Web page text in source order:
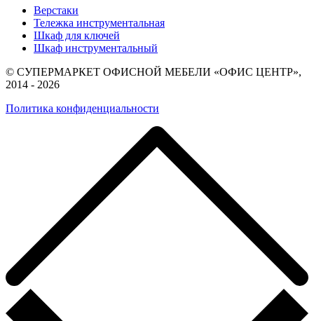
Верстаки
Тележка инструментальная
Шкаф для ключей
Шкаф инструментальный
© СУПЕРМАРКЕТ ОФИСНОЙ МЕБЕЛИ «ОФИС ЦЕНТР»,
2014 - 2026
Политика конфиденциальности